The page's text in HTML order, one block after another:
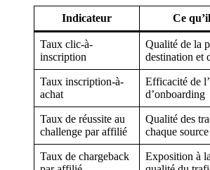
Indicateur Ce
Taux clic-à-
inscription
Qualité de la
destination et
Taux inscription-à-
achat
Efficacité de
d’onboarding
Taux de réussite au
challenge par affilié
Qualité des
chaque
Taux de chargeback
Exposition à